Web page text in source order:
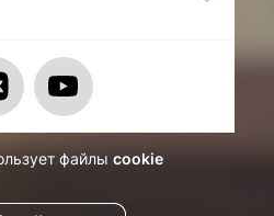
файлы cookie